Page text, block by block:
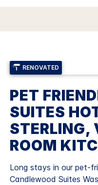
RENOVATED
PET
SUITES
STERLING,
ROOM
Long stays in our pet-
Candlewood Suites